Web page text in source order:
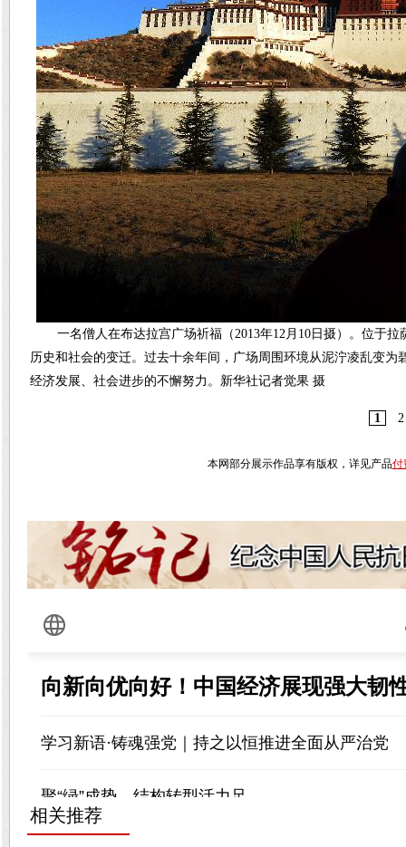
一名僧人在布达拉宫广场祈福（2013年12月10日摄）。位于
历史和社会的变迁。过去十余年间，广场周围环境从泥泞凌乱变
经济发展、社会进步的不懈努力。新华社记者觉果 摄
1 2
本网部分展示作品享有版权，详见产品付
相关推荐